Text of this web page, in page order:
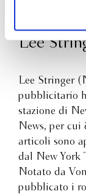
il tuo consenso
ogni momento
Lee
Lee Stringer
pubblicitario
stazione di
News, per
articoli sono
dal New York
Notato da
pubblicato i